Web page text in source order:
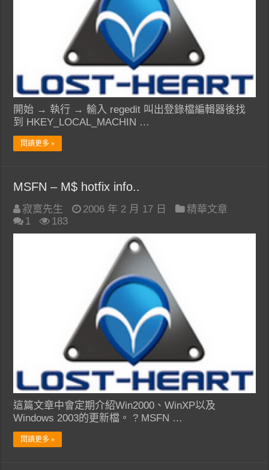
開始 → 執行 → 輸入 regedit 叫出登錄檔編輯器後找
到 HKEY_LOCAL_MACHIN …
閱讀更多 »
MSFN – M$ hotfix info..
寂寞先生 2006 年 2 月 17 日
精華文章
1
183
這篇文章中會定期介紹Win2000、WinXP以及
Windows 2003的更新檔。 ? MSFN …
閱讀更多 »